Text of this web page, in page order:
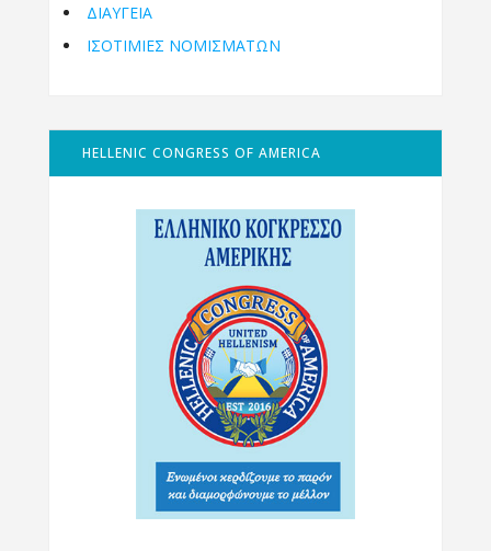
ΔΙΑΥΓΕΙΑ
ΙΣΟΤΙΜΙΕΣ ΝΟΜΙΣΜΑΤΩΝ
HELLENIC CONGRESS OF AMERICA